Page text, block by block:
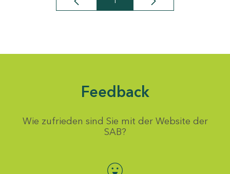
Seite
Feedback
Wie zufrieden sind Sie mit der Website der
SAB?
Bewertung auswählen